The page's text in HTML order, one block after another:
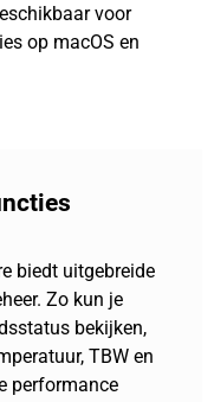
voor
op macOS en
biedt uitgebreide
Zo kun je
bekijken,
TBW en
performance